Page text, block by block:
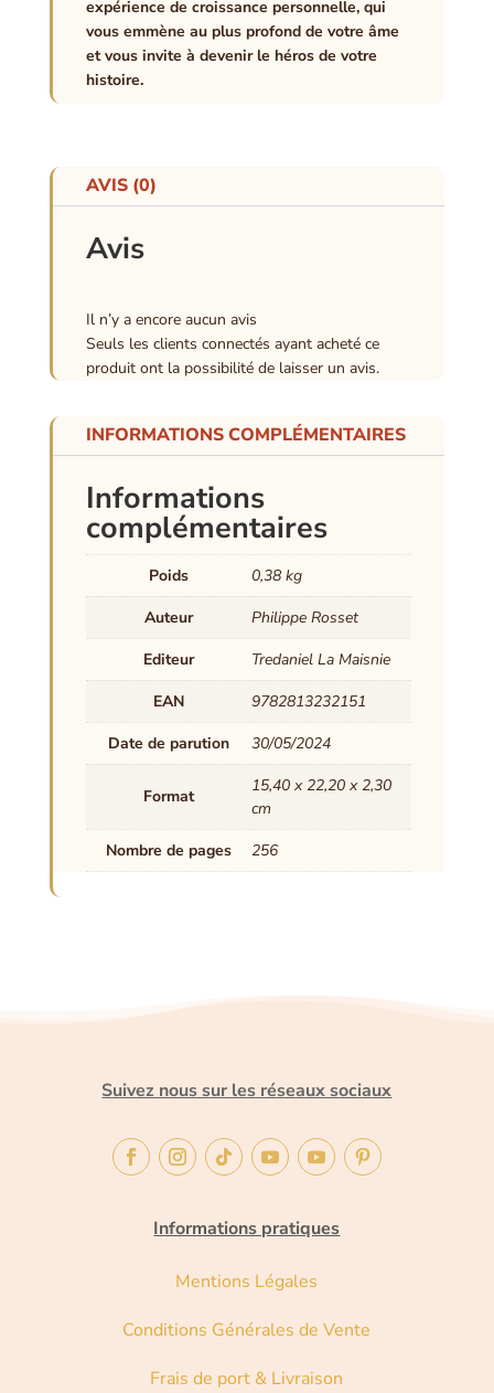
expérience de croissance personnelle, qui
vous emmène au plus profond de votre âme
et vous invite à devenir le héros de votre
histoire.
AVIS (0)
Avis
Il n’y a encore aucun avis
Seuls les clients connectés ayant acheté ce
produit ont la possibilité de laisser un avis.
INFORMATIONS COMPLÉMENTAIRES
Informations
complémentaires
Poids
0,38 kg
Auteur
Philippe Rosset
Editeur
Tredaniel La Maisnie
EAN
9782813232151
Date de parution
30/05/2024
Format
15,40 x 22,20 x 2,30
cm
Nombre de pages
256
Suivez nous sur les réseaux sociaux
Informations pratiques
Mentions Légales
Conditions Générales de Vente
Frais de port & Livraison